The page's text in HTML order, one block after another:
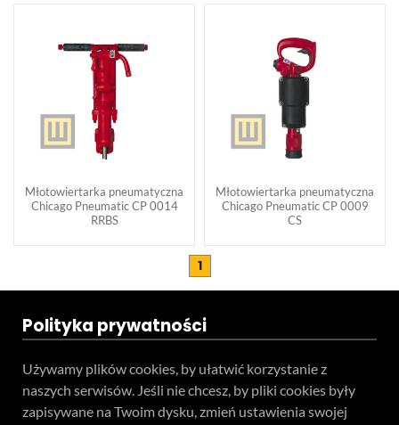
Młotowiertarka pneumatyczna
Chicago Pneumatic CP 0014
RRBS
Młotowiertarka pneumatyczna
Chicago Pneumatic CP 0009
CS
1
Polityka prywatności
Używamy plików cookies, by ułatwić korzystanie z
naszych serwisów. Jeśli nie chcesz, by pliki cookies były
zapisywane na Twoim dysku, zmień ustawienia swojej